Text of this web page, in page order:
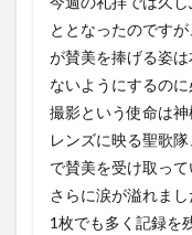
ととなったのです
が賛美を捧げる姿
ないようにするのに
撮影という使命は神
レンズに映る聖歌
で賛美を受け取っ
さらに涙が溢れまし
1枚でも多く記録を